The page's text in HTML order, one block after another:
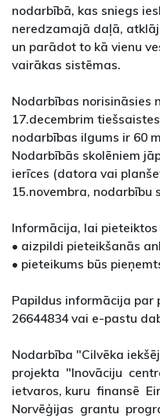
nodarbībā, kas sniegs
neredzamajā daļā,
un parādot to kā vienu
vairākas sistēmas.
Nodarbības norisināsies
17.decembrim
nodarbības ilgums ir 60
Nodarbībās skolēniem
ierīces (datora vai
15.novembra, nodarbību
Informācija, lai
• aizpildi pieteikšanās
• pieteikums būs
Papildus informācija par
26644834 vai e-pastu
Nodarbība "Cilvēka
projekta "Inovāciju
ietvaros, kuru finansē
Norvēģijas grantu